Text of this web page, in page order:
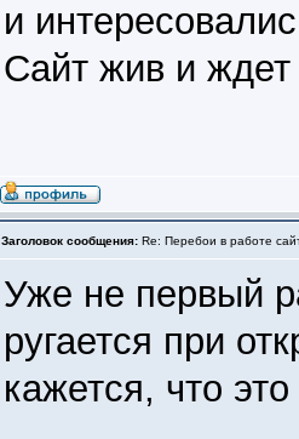
и
Сайт жив и
Заголовок сообщения: Re: Перебои в работе
Уже не первый
ругается при
кажется, что